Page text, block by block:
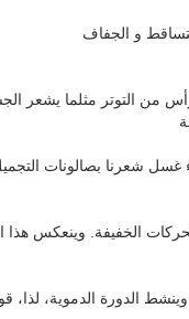
و الجفاف
من التوتر مثلما يشعر
غسل شعرنا بصالونات
الخفيفة. وينعكس هذا
وينشط الدورة الدموية، لذا،